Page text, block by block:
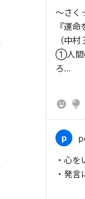
もっ
～さく
『運
（中村
①人間
ろ
②生命
（
か？
p
もっ
・心を
・発言